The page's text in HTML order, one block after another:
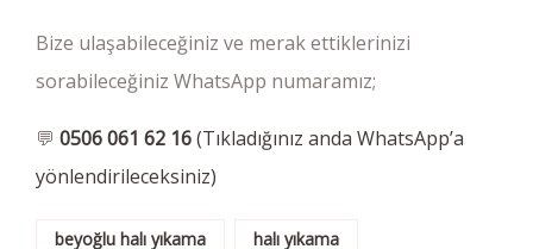
Bize ulaşabileceğiniz ve merak ettiklerinizi
sorabileceğiniz WhatsApp numaramız;
💬 0506 061 62 16(Tıkladığınız anda WhatsApp’a
yönlendirileceksiniz)
beyoğlu halı yıkama halı yıkama